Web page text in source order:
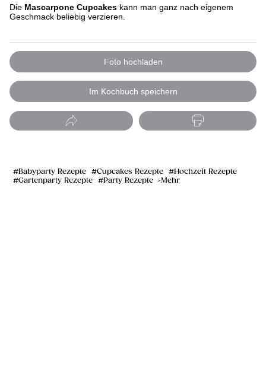
Die Mascarpone Cupcakes kann man ganz nach eigenem
Geschmack beliebig verzieren.
Foto hochladen
Im Kochbuch speichern
Babyparty Rezepte Cupcakes Rezepte
Hochzeit Rezepte
Gartenparty Rezepte
Party Rezepte Mehr